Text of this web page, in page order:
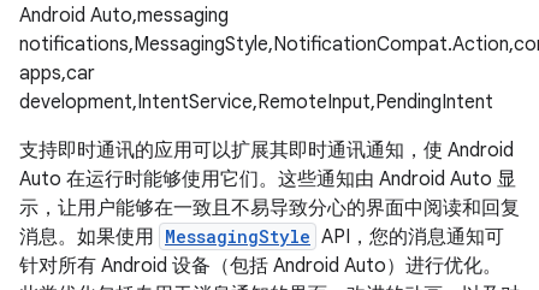
Android Auto,messaging
apps,car
development,IntentService,RemoteInput,PendingIntent
支持即时通讯的应用可以扩展其即时通讯通知，使 Android
Auto 在运行时能够使用它们。这些通知由 Android Auto 显
示，让用户能够在一致且不易导致分心的界面中阅读和回复
消息。如果使用 MessagingStyle API，您的消息通知可
针对所有 Android 设备（包括 Android Auto）进行优化。